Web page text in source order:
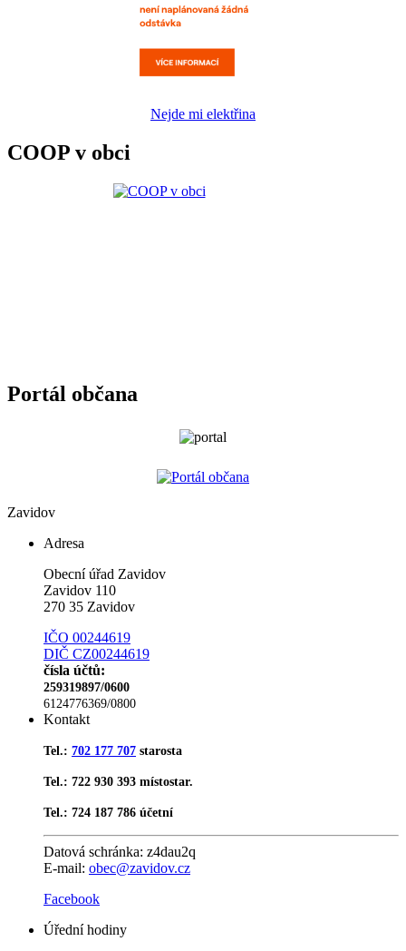
Nejde mi elektřina
COOP v obci
Portál občana
Zavidov
Adresa
Obecní úřad Zavidov
Zavidov 110
270 35 Zavidov
IČO 00244619
DIČ CZ00244619
čísla účtů:
259319897/0600
6124776369/0800
Kontakt
Tel.: 702 177 707 starosta
Tel.: 722 930 393 místostar.
Tel.: 724 187 786 účetní
Datová schránka: z4dau2q
E-mail: obec@zavidov.cz
Facebook
Úřední hodiny